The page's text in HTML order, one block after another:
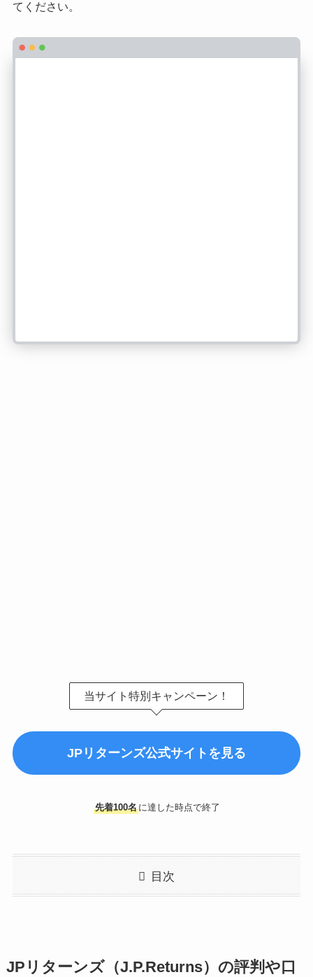
てください。
当サイト特別キャンペーン！
JPリターンズ公式サイトを見る
先着100名に達した時点で終了
目次
JPリターンズ（J.P.Returns）の評判や口